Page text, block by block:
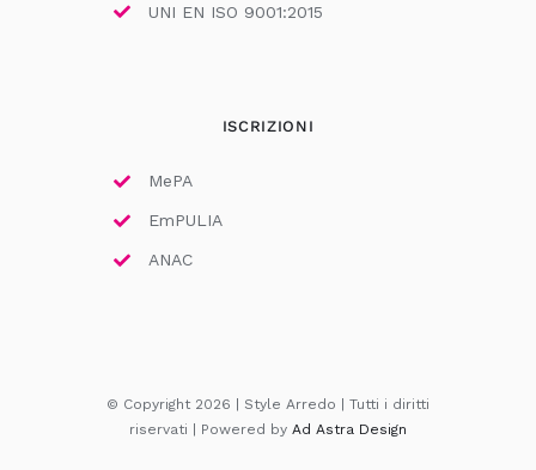
UNI EN ISO 9001:2015
ISCRIZIONI
MePA
EmPULIA
ANAC
© Copyright 2026 | Style Arredo | Tutti i diritti
riservati | Powered by Ad Astra Design